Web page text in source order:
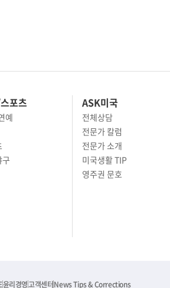
포츠 ASK미국
전체상담
전문가 칼럼
전문가 소개
미국생활 TIP